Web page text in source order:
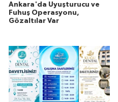
Ankara'da Uyuşturucu ve
Fuhuş Operasyonu,
Gözaltılar Var